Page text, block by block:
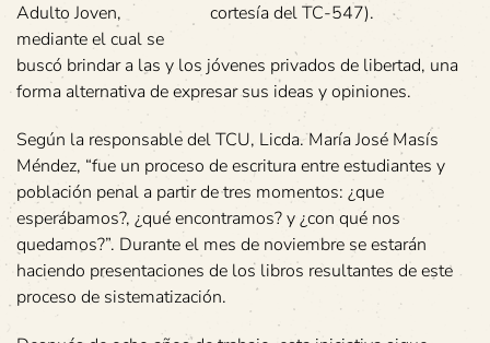
cortesía del TC-547).
Adulto Joven,
mediante el cual se
buscó brindar a las y los jóvenes privados de libertad, una
forma alternativa de expresar sus ideas y opiniones.
Según la responsable del TCU, Licda. María José Masís
Méndez, “fue un proceso de escritura entre estudiantes y
población penal a partir de tres momentos: ¿que
esperábamos?, ¿qué encontramos? y ¿con qué nos
quedamos?”. Durante el mes de noviembre se estarán
haciendo presentaciones de los libros resultantes de este
proceso de sistematización.